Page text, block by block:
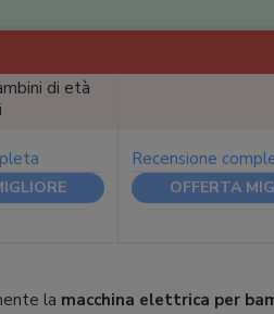
di età
Recensione
OFFERTA
la macchina elettrica per